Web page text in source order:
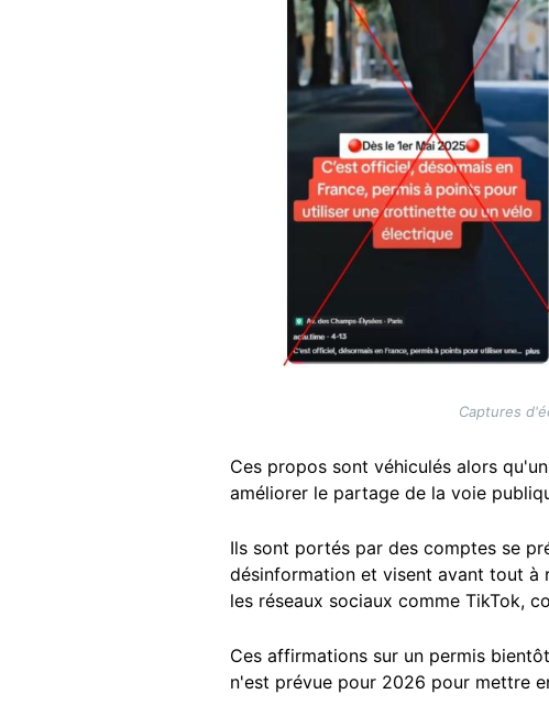
Captures
Ces propos sont véhiculés alors
améliorer le partage de la voie
Ils sont portés par des comptes se
désinformation et visent avant tout à
les réseaux sociaux comme TikTok,
Ces affirmations sur un permis
n'est prévue pour 2026 pour mettre